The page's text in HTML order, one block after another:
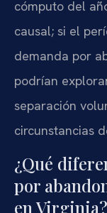
cómputo del
causal; si el
demanda por
podrían
separación
circunstancias
¿Qué
por
en Virginia?